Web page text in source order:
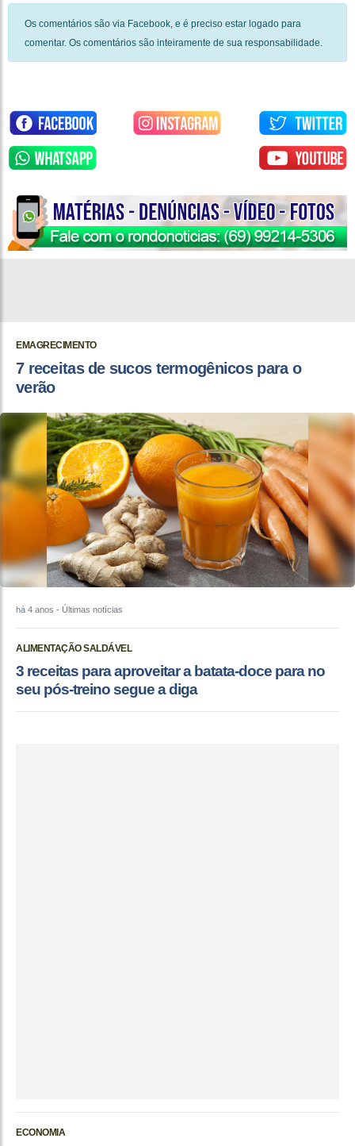
Os comentários são via Facebook, e é preciso estar logado para
comentar. Os comentários são inteiramente de sua responsabilidade.
EMAGRECIMENTO
7 receitas de sucos termogênicos para o
verão
há 4 anos - Últimas notícias
ALIMENTAÇÃO SALDÁVEL
3 receitas para aproveitar a batata-doce para no
seu pós-treino segue a diga
ECONOMIA